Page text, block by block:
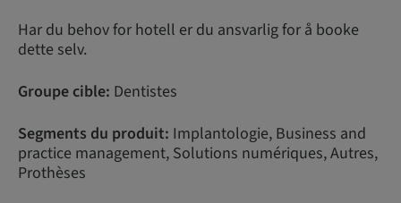
Har du behov for hotell er du ansvarlig for å booke
dette selv.
Groupe cible: Dentistes
Segments du produit: Implantologie, Business and
practice management, Solutions numériques, Autres,
Prothèses